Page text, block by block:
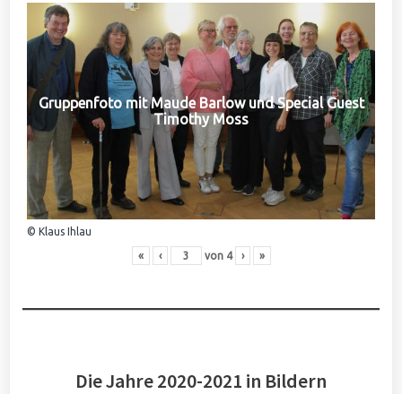
Gruppenfoto mit Maude Barlow und Special Guest
Timothy Moss
© Klaus Ihlau
« ‹ von 4 › »
Die Jahre 2020-2021 in Bildern